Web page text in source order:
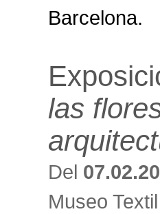
Barcelona.
las
Del
Museo